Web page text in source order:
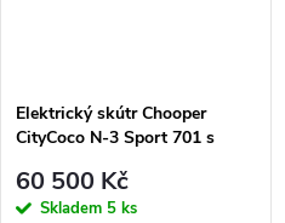
Elektrický skútr Chooper
CityCoco N-3 Sport 701 s
Ah a dojezdem až 100 km.
Stylový design, silný motor a
60 500 Kč
Skladem 5 ks